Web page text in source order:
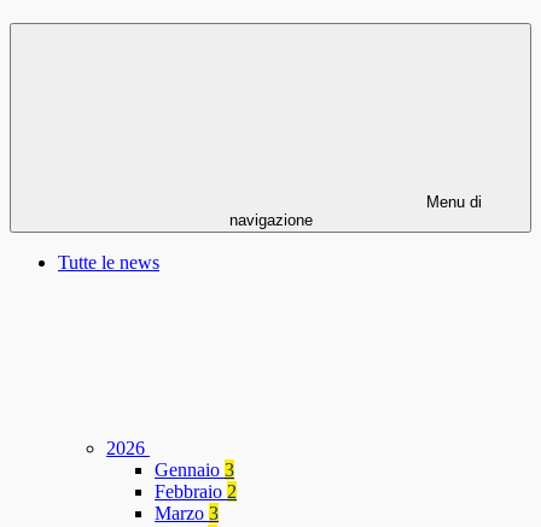
Menu di
navigazione
Tutte le news
2026
Gennaio 3
Febbraio 2
Marzo 3